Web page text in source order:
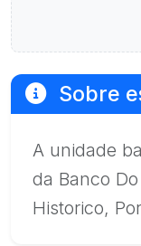
Sobre
A unidade
da Banco
Historico,